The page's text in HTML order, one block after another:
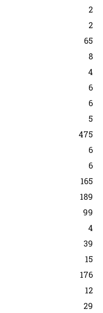
2
2
65
8
4
6
6
5
475
6
6
165
189
99
4
39
15
176
12
29